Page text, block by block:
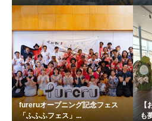
fureruオープニング記念フェス
「ふふふフェス」...
も